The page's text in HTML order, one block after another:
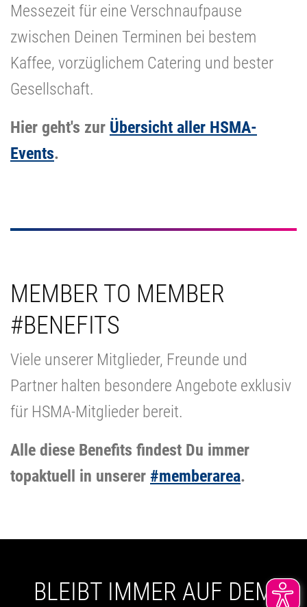
Messezeit für eine Verschnaufpause
zwischen Deinen Terminen bei bestem
Kaffee, vorzüglichem Catering und bester
Gesellschaft.
Hier geht's zur Übersicht aller HSMA-
Events.
MEMBER TO MEMBER
#BENEFITS
Viele unserer Mitglieder, Freunde und
Partner halten besondere Angebote exklusiv
für HSMA-Mitglieder bereit.
Alle diese Benefits findest Du immer
topaktuell in unserer #memberarea.
BLEIBT IMMER AUF DEM